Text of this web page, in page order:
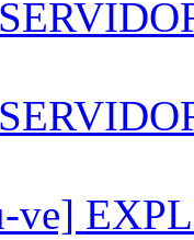
ve]